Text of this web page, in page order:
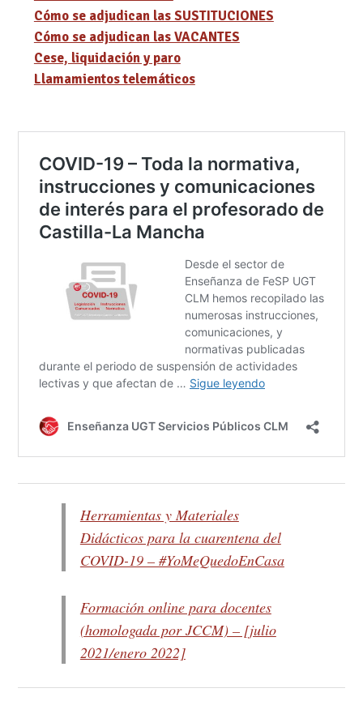
Cómo se adjudican las SUSTITUCIONES
Cómo se adjudican las VACANTES
Cese, liquidación y paro
Llamamientos telemáticos
Herramientas y Materiales
Didácticos para la cuarentena del
COVID-19 – #YoMeQuedoEnCasa
Formación online para docentes
(homologada por JCCM) – [julio
2021/enero 2022]